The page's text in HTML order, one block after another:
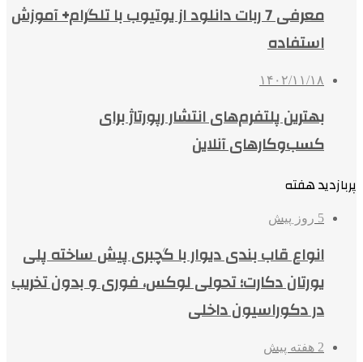
معرفی 7 ربات دانلود از یوتیوب با تلگرام+ آموزش
استفاده
۱۴۰۲/۱۱/۱۸
بهترین پلتفرم‌های انتشار رپورتاژ برای
کسب‌وکارهای آنلاین
پربازدید هفته
5 روز پیش
انواع قاب بندی دیوار با گچبری پیش ساخته پلی
یورتان دکارت؛ تحولی لوکس، فوری و بدون تخریب
در دکوراسیون داخلی
2 هفته پیش